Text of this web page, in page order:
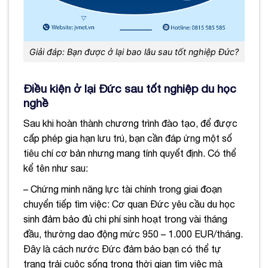
Giải đáp: Bạn được ở lại bao lâu sau tốt nghiệp Đức?
Điều kiện ở lại Đức sau tốt nghiệp du học
nghề
Sau khi hoàn thành chương trình đào tạo, để được
cấp phép gia hạn lưu trú, bạn cần đáp ứng một số
tiêu chí cơ bản nhưng mang tính quyết định. Có thể
kể tên như sau:
– Chứng minh năng lực tài chính trong giai đoạn
chuyển tiếp tìm việc: Cơ quan Đức yêu cầu du học
sinh đảm bảo đủ chi phí sinh hoạt trong vài tháng
đầu, thường dao động mức 950 – 1.000 EUR/tháng.
Đây là cách nước Đức đảm bảo bạn có thể tự
trang trải cuộc sống trong thời gian tìm việc mà